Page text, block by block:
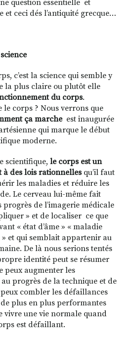
question essentielle et
ceci dés l’antiquité grecque…
c’est la science qui semble y
la plus claire ou plutôt elle
du corps.
corps ? Nous verrons que
ça marcheest inaugurée
qui marque le début
moderne.
scientifique, le corps est un
des lois rationnellesqu’il faut
les maladies et réduire les
Le cerveau lui-même fait
de l’imagerie médicale
» et de localiser ce que
« état d’âme » « maladie
» et qui semblait appartenir au
De là nous serions tentés
identité peut se résumer
peux augmenter les
progrès de la technique et de
combler les défaillances
plus en plus performantes
vivre une vie normale quand
est défaillant.